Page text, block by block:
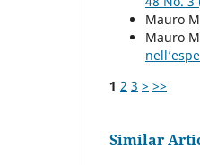
Mauro
Mauro
1 2 3 > >>
Similar